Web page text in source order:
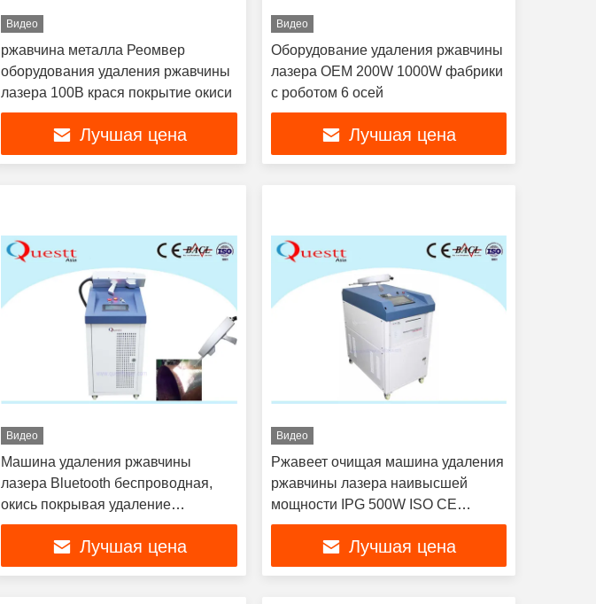
Видео
ржавчина металла Реомвер
оборудования удаления ржавчины
лазера 100В крася покрытие окиси
Лучшая цена
Видео
Оборудование удаления ржавчины
лазера OEM 200W 1000W фабрики
с роботом 6 осей
Лучшая цена
Видео
Машина удаления ржавчины
лазера Bluetooth беспроводная,
окись покрывая удаление
ржавчины лазера оптическое
Лучшая цена
Видео
Ржавеет очищая машина удаления
ржавчины лазера наивысшей
мощности IPG 500W ISO CE
машины лазера
Лучшая цена